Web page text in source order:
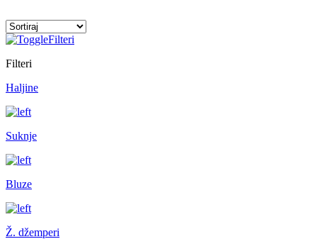
Filteri
Filteri
Haljine
Suknje
Bluze
Ž. džemperi